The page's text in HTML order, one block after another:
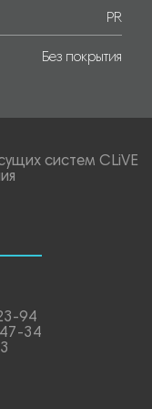
PR
Без покрытия
систем CLiVE
94
34